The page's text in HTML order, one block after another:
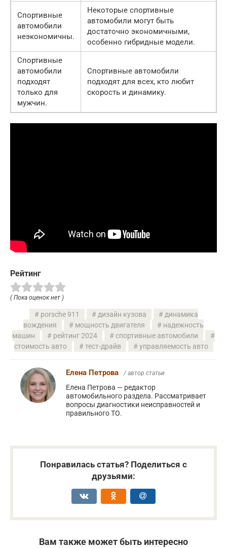
Спортивные
автомобили
неэкономичны.
Некоторые спортивные
автомобили могут быть
достаточно экономичными,
особенно гибридные модели.
Спортивные
автомобили
подходят
только для
мужчин.
Спортивные автомобили
подходят для всех, кто любит
скорость и динамику.
Рейтинг
( Пока оценок нет )
porsche 911 дизайн кузова
динамика
вождения
мощность двигателя
надежность
машин
рейтинг 2024
спортивные автомобили
стоимость авто
тест-драйв управляемость авто
Елена Петрова / автор статьи
Елена Петрова — редактор
автомобильного раздела. Рассматривает
вопросы диагностики неисправностей и
правильного ТО.
Понравилась статья? Поделиться с
друзьями:
Вам также может быть интересно